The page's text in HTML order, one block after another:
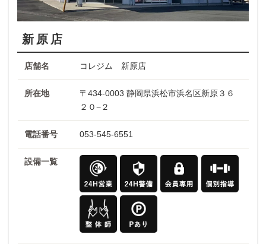
新原店
店舗名 コレジム 新原店
所在地
〒434-0003 静岡県浜松市浜名区新原３６
２０−２
電話番号 053-545-6551
設備一覧